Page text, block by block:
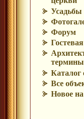
Усадьбы
Форум
Гостевая
термины
Каталог
Все
Новое на